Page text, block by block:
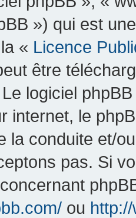
») qui est
« Licence
être
logiciel
internet, le
la conduite et/
pas. Si
ou